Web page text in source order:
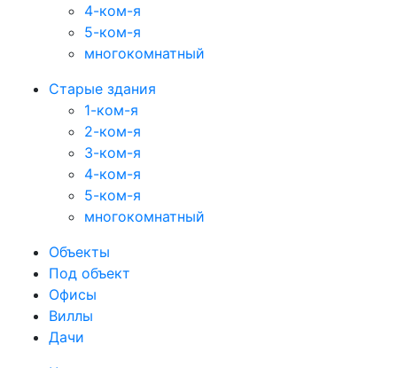
4-ком-я
5-ком-я
многокомнатный
Старые здания
1-ком-я
2-ком-я
3-ком-я
4-ком-я
5-ком-я
многокомнатный
Объекты
Под объект
Офисы
Виллы
Дачи